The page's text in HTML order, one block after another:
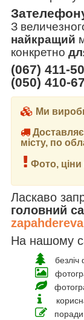
З
найкращий
конкретно
(067) 411-
(050) 410-
Ми
місту, по
Фото, ціни
Ласкаво
головний
На нашому
безліч